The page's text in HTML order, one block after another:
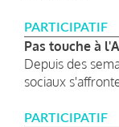
PARTICIPATIF
Pas touche à
Depuis des
sociaux
PARTICIPATIF